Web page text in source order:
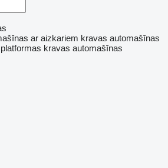
ar aizkariem kravas automašīnas
platformas kravas automašīnas